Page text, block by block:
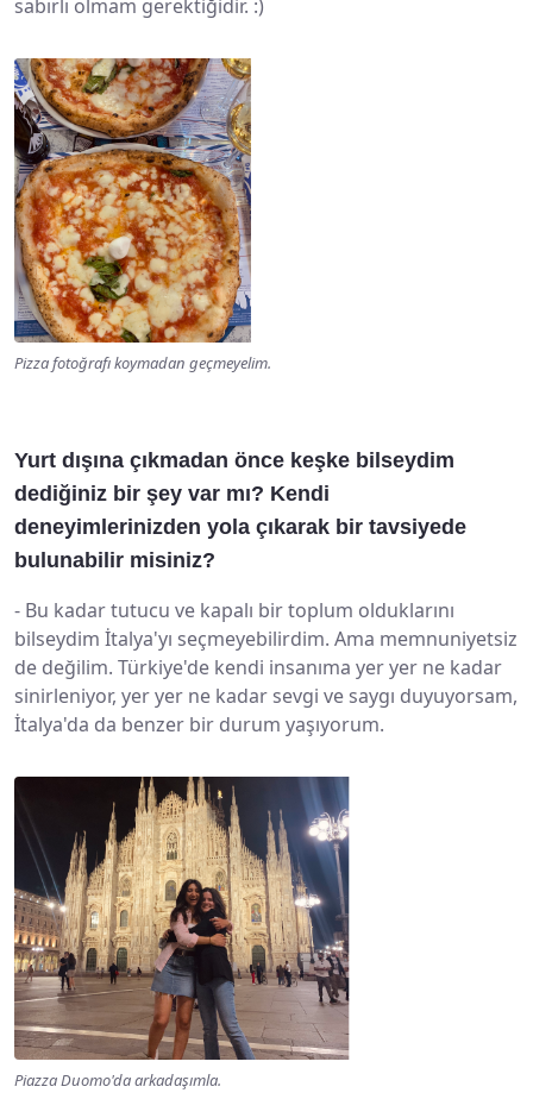
sabırlı olmam gerektiğidir. :)
Pizza fotoğrafı koymadan geçmeyelim.
Yurt dışına çıkmadan önce keşke bilseydim
dediğiniz bir şey var mı? Kendi
deneyimlerinizden yola çıkarak bir tavsiyede
bulunabilir misiniz?
- Bu kadar tutucu ve kapalı bir toplum olduklarını
bilseydim İtalya'yı seçmeyebilirdim. Ama memnuniyetsiz
de değilim. Türkiye'de kendi insanıma yer yer ne kadar
sinirleniyor, yer yer ne kadar sevgi ve saygı duyuyorsam,
İtalya'da da benzer bir durum yaşıyorum.
Piazza Duomo'da arkadaşımla.